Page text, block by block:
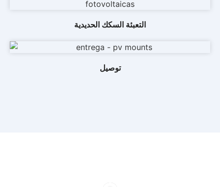
التعبئة السكك الحديدية
توصيل